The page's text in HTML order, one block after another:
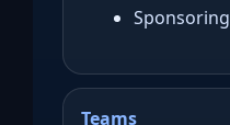
Sponsoring
Teams